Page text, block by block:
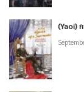
(Yaoi)